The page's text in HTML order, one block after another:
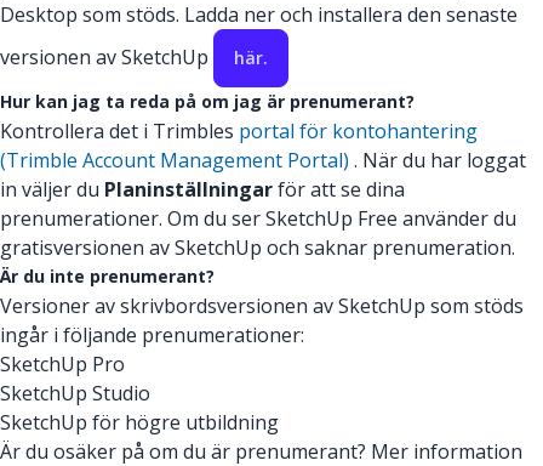
Desktop som stöds. Ladda ner och installera den senaste
versionen av SketchUp
här.
Hur kan jag ta reda på om jag är prenumerant?
Kontrollera det i Trimbles portal för kontohantering
(Trimble Account Management Portal) . När du har loggat
in väljer du Planinställningarför att se dina
prenumerationer. Om du ser SketchUp Free använder du
gratisversionen av SketchUp och saknar prenumeration.
Är du inte prenumerant?
Versioner av skrivbordsversionen av SketchUp som stöds
ingår i följande prenumerationer:
SketchUp Pro
SketchUp Studio
SketchUp för högre utbildning
Är du osäker på om du är prenumerant? Mer information